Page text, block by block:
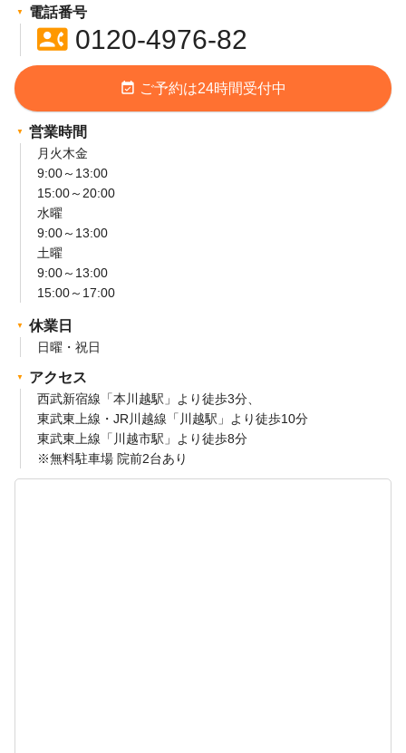
電話番号
contact_phone0120-4976-82
event_available ご予約は24時間受付中
営業時間
月火木金
9:00～13:00
15:00～20:00
水曜
9:00～13:00
土曜
9:00～13:00
15:00～17:00
休業日
日曜・祝日
アクセス
西武新宿線「本川越駅」より徒歩3分、
東武東上線・JR川越線「川越駅」より徒歩10分
東武東上線「川越市駅」より徒歩8分
※無料駐車場 院前2台あり